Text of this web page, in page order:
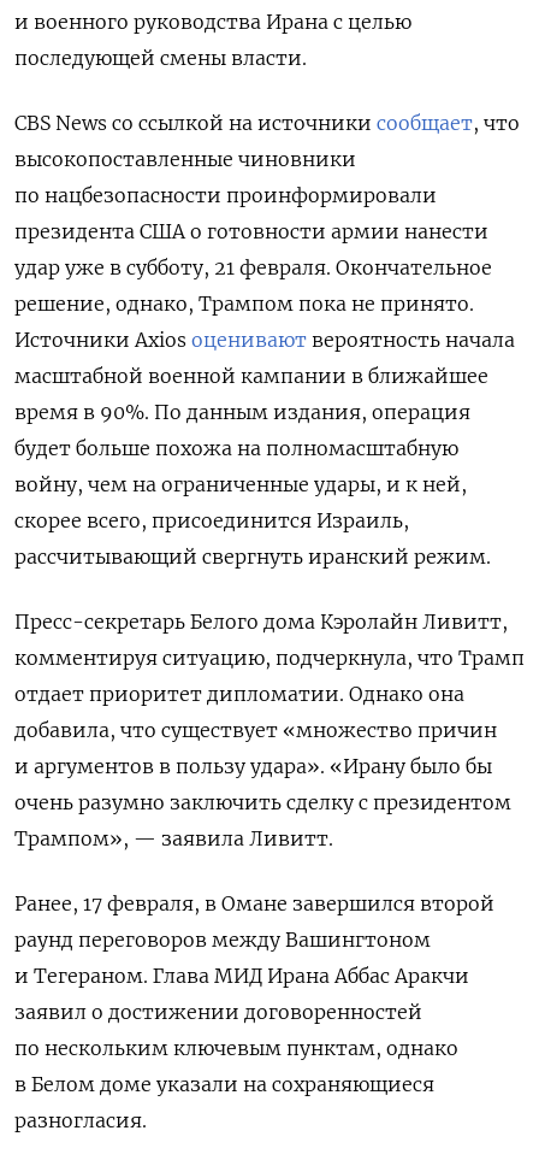
и военного руководства Ирана с целью
последующей смены власти.
CBS News со ссылкой на источники сообщает, что
высокопоставленные чиновники
по нацбезопасности проинформировали
президента США о готовности армии нанести
удар уже в субботу, 21 февраля. Окончательное
решение, однако, Трампом пока не принято.
Источники Axios оценивают вероятность начала
масштабной военной кампании в ближайшее
время в 90%. По данным издания, операция
будет больше похожа на полномасштабную
войну, чем на ограниченные удары, и к ней,
скорее всего, присоединится Израиль,
рассчитывающий свергнуть иранский режим.
Пресс-секретарь Белого дома Кэролайн Ливитт,
комментируя ситуацию, подчеркнула, что Трамп
отдает приоритет дипломатии. Однако она
добавила, что существует «множество причин
и аргументов в пользу удара». «Ирану было бы
очень разумно заключить сделку с президентом
Трампом», — заявила Ливитт.
Ранее, 17 февраля, в Омане завершился второй
раунд переговоров между Вашингтоном
и Тегераном. Глава МИД Ирана Аббас Аракчи
заявил о достижении договоренностей
по нескольким ключевым пунктам, однако
в Белом доме указали на сохраняющиеся
разногласия.